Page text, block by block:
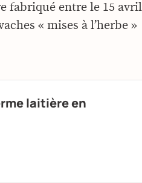
fabriqué entre le 15
« mises à l’herbe »
laitière en